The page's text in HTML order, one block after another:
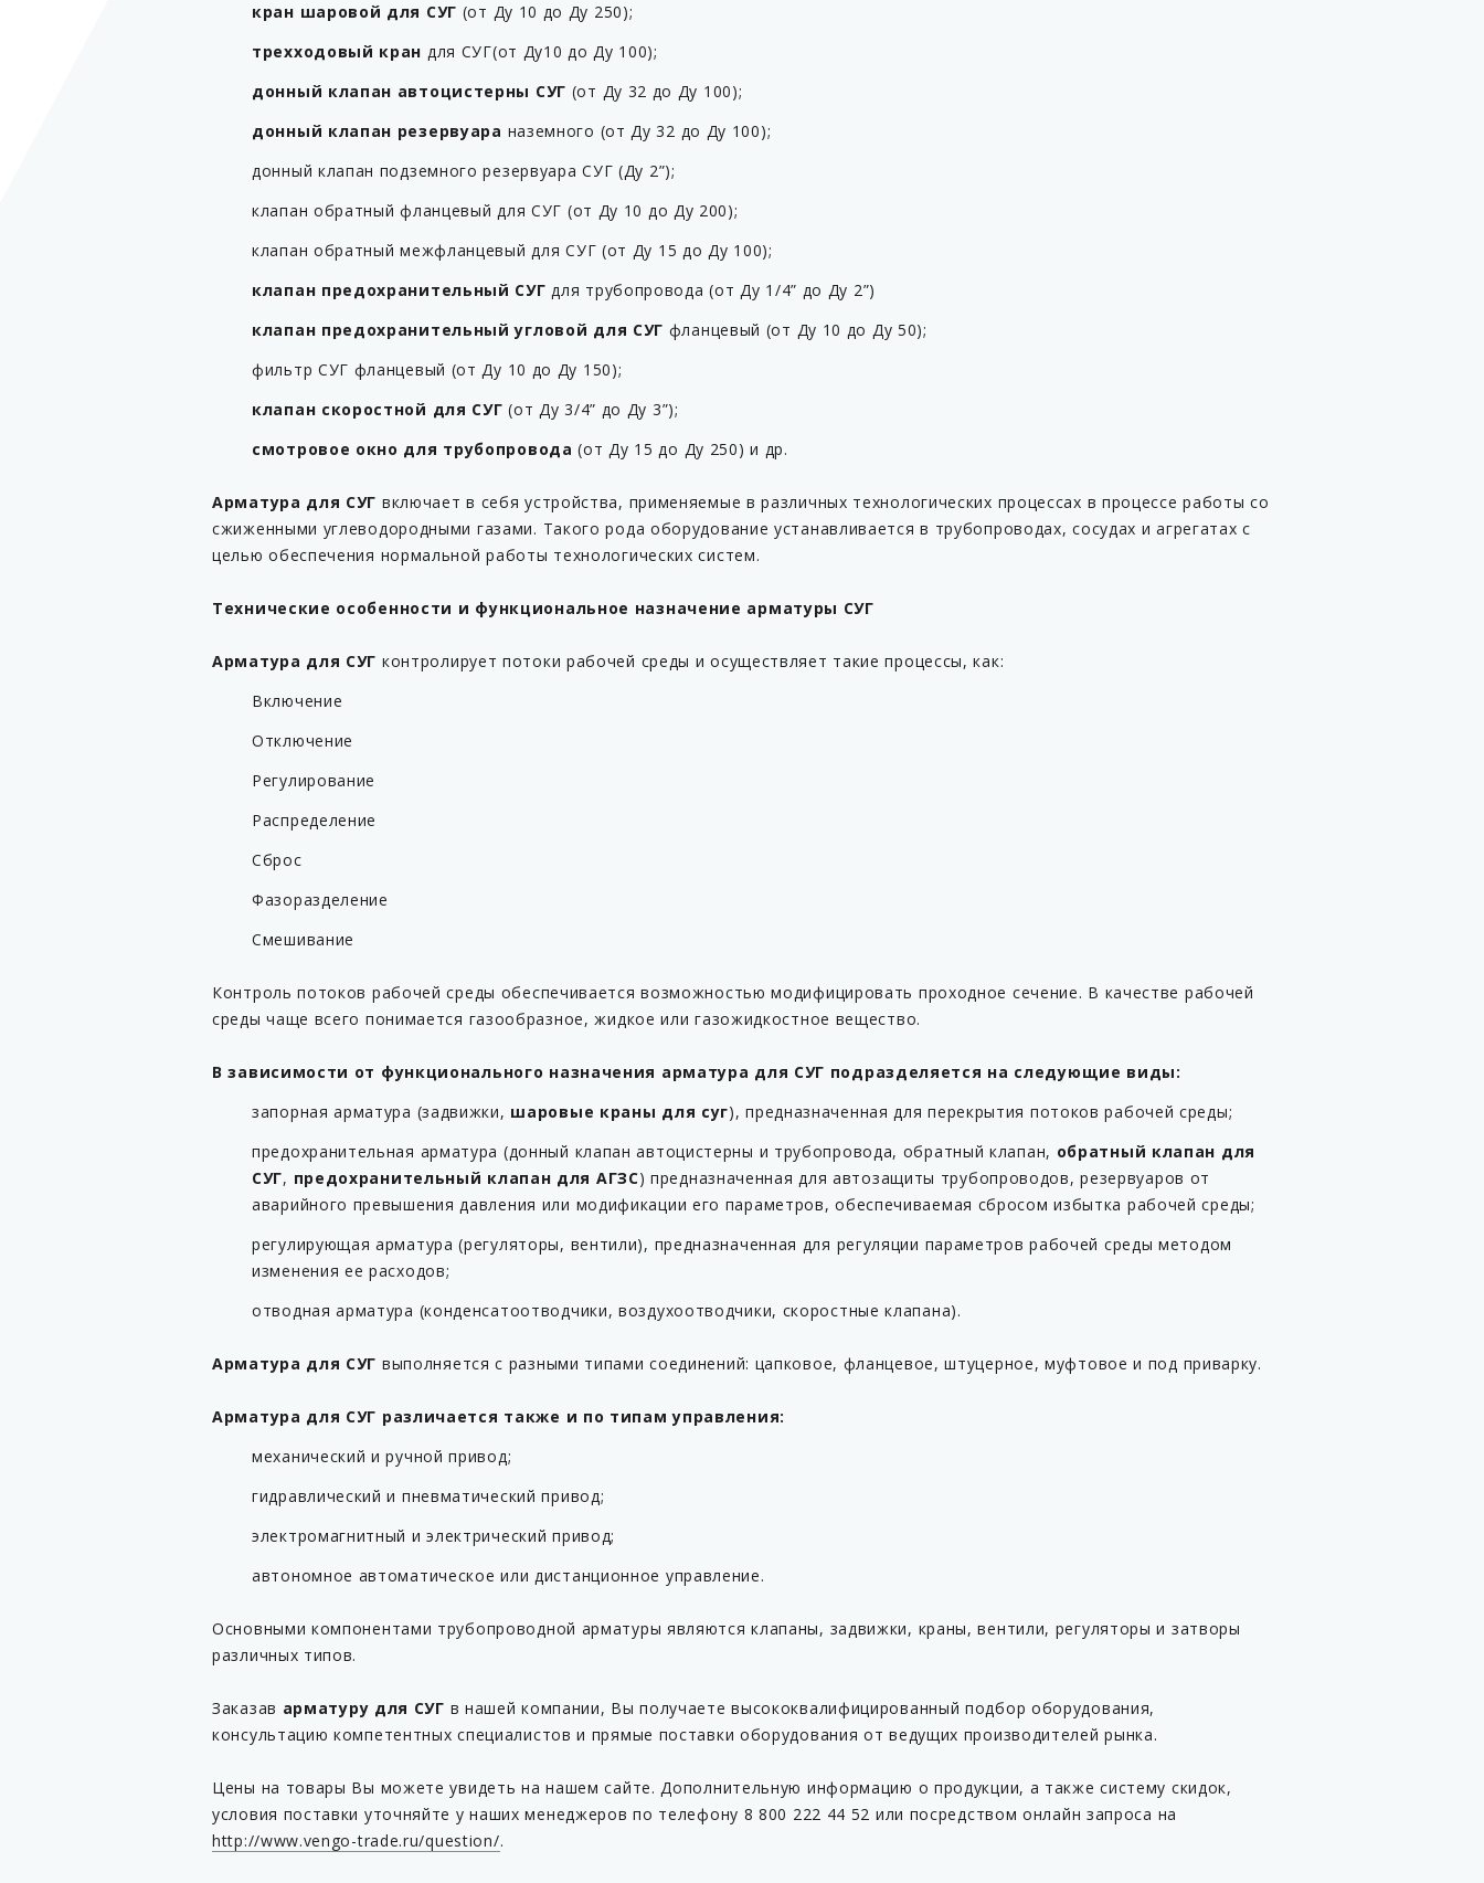
кран шаровой для СУГ (от Ду 10 до Ду 250);
трехходовый кран для СУГ(от Ду10 до Ду 100);
донный клапан автоцистерны СУГ (от Ду 32 до Ду 100);
донный клапан резервуара наземного (от Ду 32 до Ду 100);
донный клапан подземного резервуара СУГ (Ду 2”);
клапан обратный фланцевый для СУГ (от Ду 10 до Ду 200);
клапан обратный межфланцевый для СУГ (от Ду 15 до Ду 100);
клапан предохранительный СУГ для трубопровода (от Ду 1/4” до Ду 2”)
клапан предохранительный угловой для СУГ фланцевый (от Ду 10 до Ду 50);
фильтр СУГ фланцевый (от Ду 10 до Ду 150);
клапан скоростной для СУГ(от Ду 3/4” до Ду 3”);
смотровое окно для трубопровода (от Ду 15 до Ду 250) и др.
Арматура для СУГ включает в себя устройства, применяемые в различных технологических процессах в процессе работы со
сжиженными углеводородными газами. Такого рода оборудование устанавливается в трубопроводах, сосудах и агрегатах с
целью обеспечения нормальной работы технологических систем.
Технические особенности и функциональное назначение арматуры СУГ
Арматура для СУГ контролирует потоки рабочей среды и осуществляет такие процессы, как:
Включение
Отключение
Регулирование
Распределение
Сброс
Фазоразделение
Смешивание
Контроль потоков рабочей среды обеспечивается возможностью модифицировать проходное сечение. В качестве рабочей
среды чаще всего понимается газообразное, жидкое или газожидкостное вещество.
В зависимости от функционального назначения арматура для СУГ подразделяется на следующие виды:
запорная арматура (задвижки, шаровые краны для суг), предназначенная для перекрытия потоков рабочей среды;
предохранительная арматура (донный клапан автоцистерны и трубопровода, обратный клапан, обратный клапан для
СУГ, предохранительный клапан для АГЗС) предназначенная для автозащиты трубопроводов, резервуаров от
аварийного превышения давления или модификации его параметров, обеспечиваемая сбросом избытка рабочей среды;
регулирующая арматура (регуляторы, вентили), предназначенная для регуляции параметров рабочей среды методом
изменения ее расходов;
отводная арматура (конденсатоотводчики, воздухоотводчики, скоростные клапана).
Арматура для СУГ выполняется с разными типами соединений: цапковое, фланцевое, штуцерное, муфтовое и под приварку.
Арматура для СУГ различается также и по типам управления:
механический и ручной привод;
гидравлический и пневматический привод;
электромагнитный и электрический привод;
автономное автоматическое или дистанционное управление.
Основными компонентами трубопроводной арматуры являются клапаны, задвижки, краны, вентили, регуляторы и затворы
различных типов.
Заказав арматуру для СУГ в нашей компании, Вы получаете высококвалифицированный подбор оборудования,
консультацию компетентных специалистов и прямые поставки оборудования от ведущих производителей рынка.
Цены на товары Вы можете увидеть на нашем сайте. Дополнительную информацию о продукции, а также систему скидок,
условия поставки уточняйте у наших менеджеров по телефону 8 800 222 44 52 или посредством онлайн запроса на
http://www.vengo-trade.ru/question/.